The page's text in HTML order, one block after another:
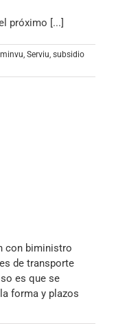
próximo [...]
minvu, Serviu, subsidio
con biministro
de transporte
es que se
forma y plazos